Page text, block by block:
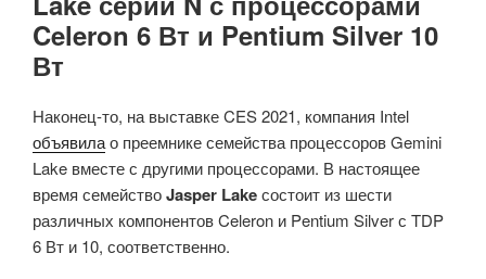
Celeron 6 Вт и Pentium Silver 10
Вт
Наконец-то, на выставке CES 2021, компания Intel
объявилао преемнике семейства процессоров Gemini
Lake вместе с другими процессорами. В настоящее
время семействоJasper Lakeсостоит из шести
различных компонентов Celeron и Pentium Silver с TDP
6 Вт и 10, соответственно.